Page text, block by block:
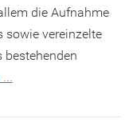
die Aufnahme
sowie vereinzelte
bestehenden